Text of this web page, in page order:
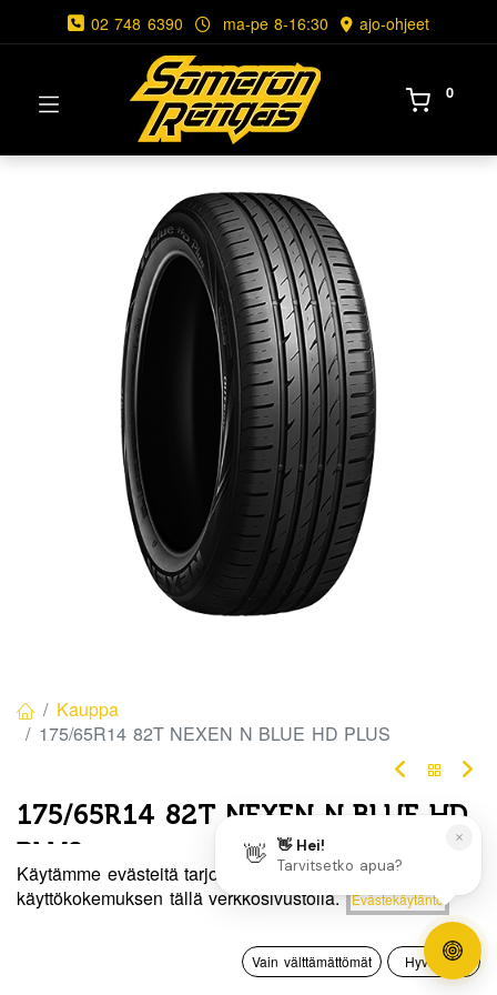
Hinta:
Lisää ostoskoriin
0
Toivelista Tili
02 748 6390 ma-pe 8-16:30 ajo-ohjeet
0
Kauppa
175/65R14 82T NEXEN N BLUE HD PLUS
175/65R14 82T NEXEN N BLUE HD
PLUS
EAN:8807622209536 Tuotekoodi:314840
Käytämme evästeitä tarjotaksemme sinulle paremman
käyttökokemuksen tällä verkkosivustolla.
Evästekäytäntö
Vain välttämättömät Hyväksyn